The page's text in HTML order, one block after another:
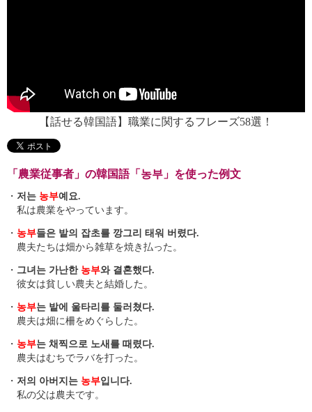
【話せる韓国語】職業に関するフレーズ58選！
「農業従事者」の韓国語「농부」を使った例文
・ 저는 농부예요.
私は農業をやっています。
・ 농부들은 밭의 잡초를 깡그리 태워 버렸다.
農夫たちは畑から雑草を焼き払った。
・ 그녀는 가난한 농부와 결혼했다.
彼女は貧しい農夫と結婚した。
・ 농부는 밭에 울타리를 둘러쳤다.
農夫は畑に柵をめぐらした。
・ 농부는 채찍으로 노새를 때렸다.
農夫はむちでラバを打った。
・ 저의 아버지는 농부입니다.
私の父は農夫です。